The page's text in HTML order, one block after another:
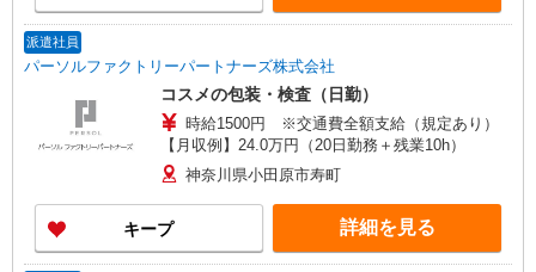
派遣社員
パーソルファクトリーパートナーズ株式会社
コスメの包装・検査（日勤）
時給1500円 ※交通費全額支給（規定あり）
【月収例】24.0万円（20日勤務＋残業10h）
神奈川県小田原市寿町
キープ 詳細を見る